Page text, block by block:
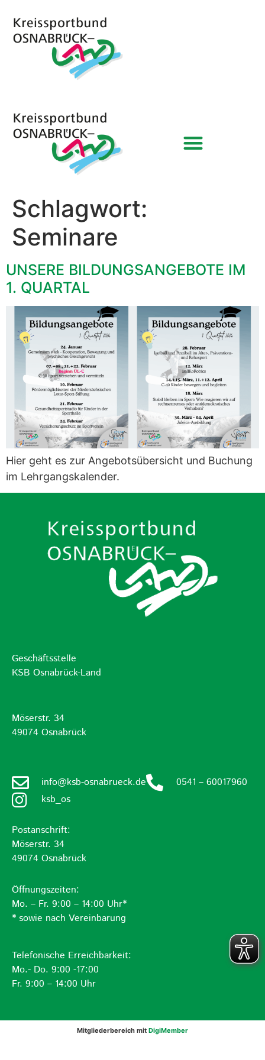
Schlagwort:
Seminare
UNSERE BILDUNGSANGEBOTE IM
1. QUARTAL
Hier geht es zur Angebotsübersicht und Buchung
im Lehrgangskalender.
Geschäftsstelle
KSB Osnabrück-Land
Möserstr. 34
49074 Osnabrück
info@ksb-osnabrueck.de
0541 – 60017960
ksb_os
Postanschrift:
Möserstr. 34
49074 Osnabrück
Öffnungszeiten:
Mo. – Fr. 9:00 – 14:00 Uhr*
* sowie nach Vereinbarung
Telefonische Erreichbarkeit:
Mo.- Do. 9:00 -17:00
Fr. 9:00 – 14:00 Uhr
Mitgliederbereich mit DigiMember